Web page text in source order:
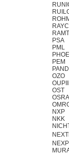
PSA
PML
PEM
OZO
OST
NXP
NKK